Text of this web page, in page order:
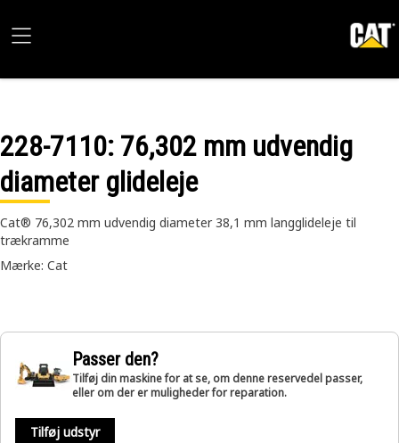
228-7110: 76,302 mm udvendig
diameter glideleje
Cat® 76,302 mm udvendig diameter 38,1 mm langglideleje til
trækramme
Mærke: Cat
Passer den?
Tilføj din maskine for at se, om denne reservedel passer,
eller om der er muligheder for reparation.
Tilføj udstyr